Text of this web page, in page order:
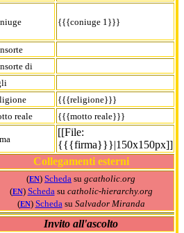
{{{coniuge 1}}}
di
{{{religione}}}
reale
{{{motto reale}}}
[[File:
{{{firma}}}|150x150px]]
Collegamenti esterni
(EN) Scheda su gcatholic.org
(EN) Scheda su catholic-hierarchy.org
(EN) Scheda su Salvador Miranda
Invito all'ascolto